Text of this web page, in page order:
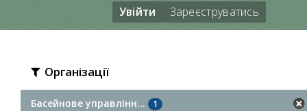
Увійти Зареєструватись
Організації
Басейнове управлінн... 1